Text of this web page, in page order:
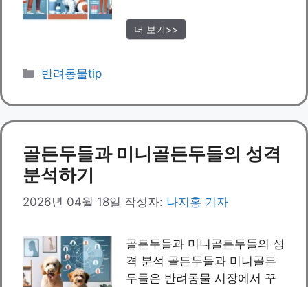
더 보기>>
카
고
리
반려동물tip
골든두들과 미니골든두들의 성격
분석하기
2026년 04월 18일 작성자: 나지홍 기자
골든두들과 미니골든두들의 성
격 분석 골든두들과 미니골든
두들은 반려동물 시장에서 꾸